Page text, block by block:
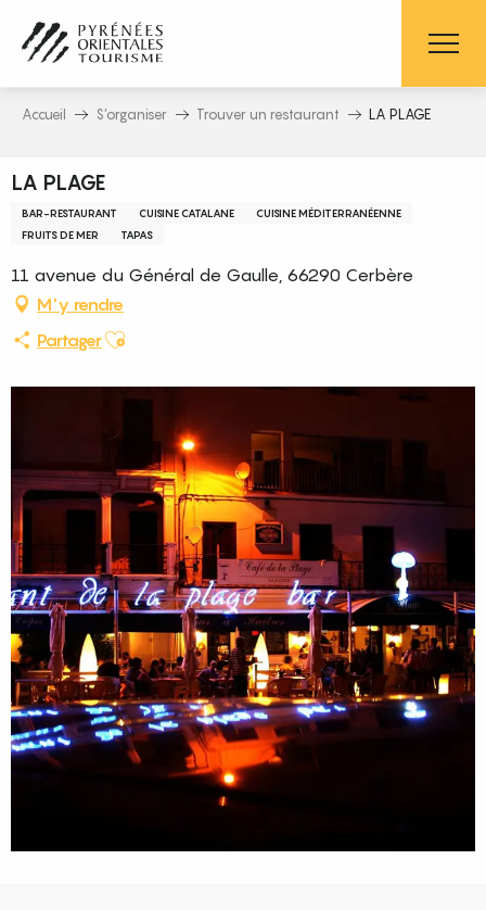
contenu
principal
Accueil S’organiser Trouver un restaurant LA PLAGE
LA PLAGE
BAR-RESTAURANT CUISINE CATALANE
CUISINE MÉDITERRANÉENNE
FRUITS DE MER
TAPAS
11 avenue du Général de Gaulle, 66290 Cerbère
M'y rendre
PartagerAjouter aux favoris